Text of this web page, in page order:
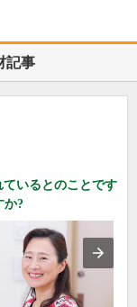
記事
いるとのことです
か?